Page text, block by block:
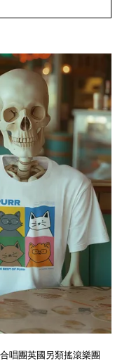
唱團英國另類搖滾樂團